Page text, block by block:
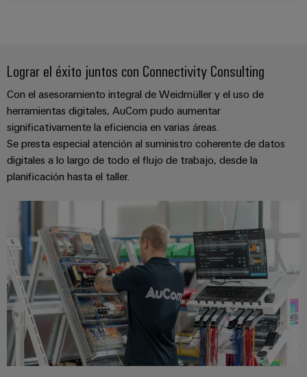
la
automatización
industrial
Oil
&
Gas
Garantizar
funcionamiento
con
soluciones
integradas
para
la
industria
de
procesos
Sector
ferroviario
Servicio
Industrial
easyConnect
Application
IoT
Centre
Workplace
&
Accesorios
Herramientas
Máquinas
automáticas
Software
Lograr el éxito juntos con Connectivity Consulting
Con el asesoramiento integral de Weidmüller y el uso de
herramientas digitales, AuCom pudo aumentar
significativamente la eficiencia en varias áreas.
Se presta especial atención al suministro coherente de datos
digitales a lo largo de todo el flujo de trabajo, desde la
planificación hasta el taller.